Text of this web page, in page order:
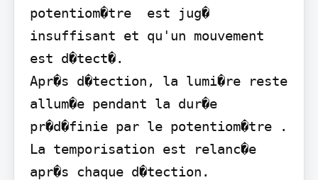
potentiom�tre  est jug�
insuffisant et qu'un mouvement
est d�tect�.
Apr�s d�tection, la lumi�re reste
allum�e pendant la dur�e
pr�d�finie par le potentiom�tre .
La temporisation est relanc�e
apr�s chaque d�tection.